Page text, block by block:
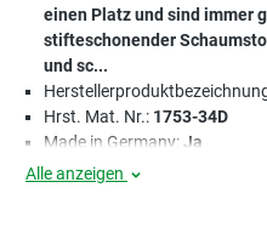
einen Platz und sind immer
stifteschonender
und sc...
Hrst. Mat. Nr.: 1753-34D
Made in Germany:Ja
Alle anzeigen